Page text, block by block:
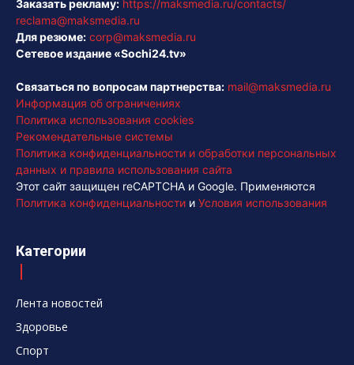
Заказать рекламу: https://maksmedia.ru/contacts/
reclama@maksmedia.ru
Для резюме: corp@maksmedia.ru
Сетевое издание «Sochi24.tv»
Связаться по вопросам партнерства: mail@maksmedia.ru
Информация об ограничениях
Политика использования cookies
Рекомендательные системы
Политика конфиденциальности и обработки персональных
данных и правила использования сайта
Этот сайт защищен reCAPTCHA и Google. Применяются
Политика конфиденциальности и Условия использования
Категории
Лента новостей
Здоровье
Спорт